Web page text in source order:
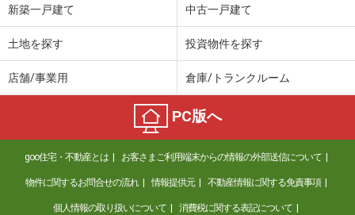
4.10万円
香川県高松市十川東町
4.35万円
住 所
香川県高松市十川東町
専有面積 55.35m²
間取り
2LDK
香川県丸亀市飯山町真時
新築一戸建て 中古一戸建て
土地を探す 投資物件を探す
店舗/事業用 倉庫/トランクルーム
PC版へ
goo住宅・不動産とは お客さまご利用端末からの情報の外部送信について
物件に関するお問合せの流れ 情報提供元 不動産情報に関する免責事項
個人情報の取り扱いについて 消費税に関する表記について